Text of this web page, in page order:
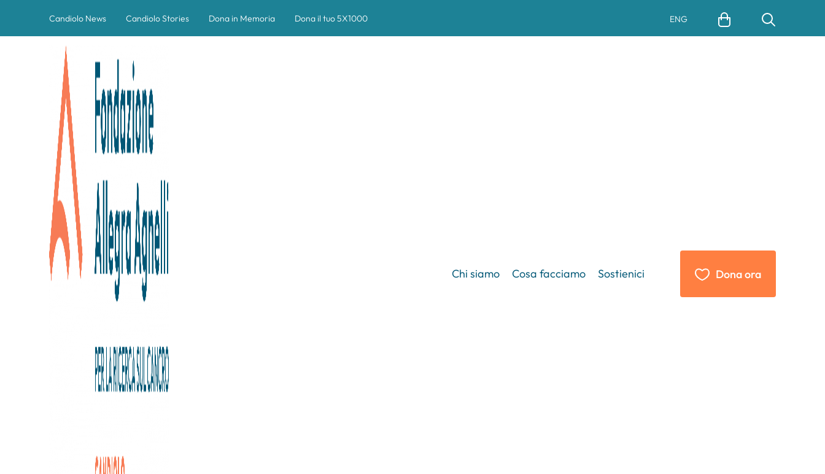
Candiolo News Candiolo Stories Dona in Memoria Dona il tuo 5X1000 ENG
Chi siamo Cosa facciamo Sostienici Dona ora